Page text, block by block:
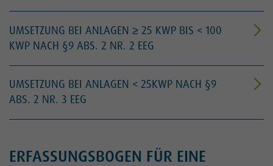
UMSETZUNG BEI ANLAGEN ≥ 25 KWP BIS < 100
KWP NACH §9 ABS. 2 NR. 2 EEG
UMSETZUNG BEI ANLAGEN < 25KWP NACH §9
ABS. 2 NR. 3 EEG
ERFASSUNGSBOGEN FÜR EINE